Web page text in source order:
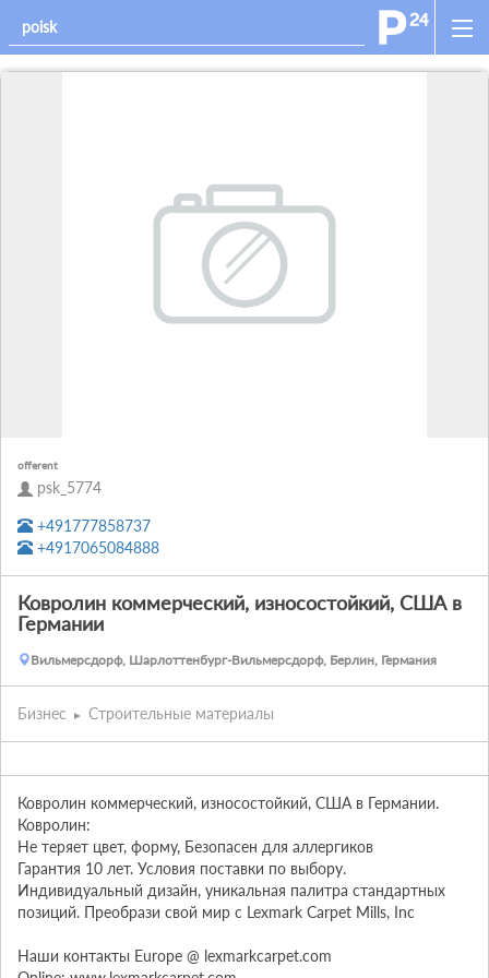
offerent
psk_5774
+491777858737
+4917065084888
Ковролин коммерческий, износостойкий, США в
Германии
Вильмерсдорф, Шарлоттенбург-Вильмерсдорф, Берлин, Германия
Бизнес Строительные материалы
Ковролин коммерческий, износостойкий, США в Германии.
Ковролин:
Не теряет цвет, форму, Безопасен для аллергиков
Гарантия 10 лет. Условия поставки по выбору.
Индивидуальный дизайн, уникальная палитра стандартных
позиций. Преобрази свой мир с Lexmark Carpet Mills, Inc
Наши контакты Europe @ lexmarkcarpet.com